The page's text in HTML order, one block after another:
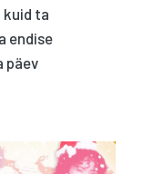
kuid ta
endise
päev